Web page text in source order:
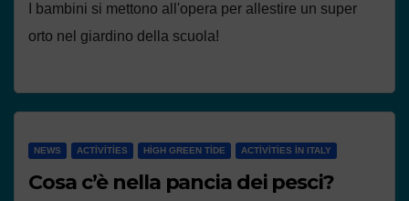
I bambini si mettono all'opera per allestire un super
orto nel giardino della scuola!
NEWS ACTIVITIES HIGH GREEN TIDE ACTIVITIES IN ITALY
Cosa c’è nella pancia dei pesci?